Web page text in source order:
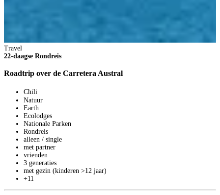
Travel
22-daagse Rondreis
Roadtrip over de Carretera Austral
Chili
Natuur
Earth
Ecolodges
Nationale Parken
Rondreis
alleen / single
met partner
vrienden
3 generaties
met gezin (kinderen >12 jaar)
+11